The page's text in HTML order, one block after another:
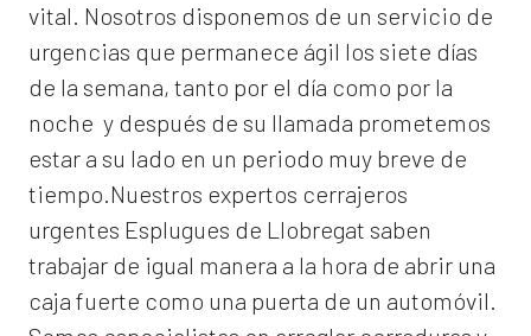
vital. Nosotros disponemos de un servicio de
urgencias que permanece ágil los siete días
de la semana, tanto por el día como por la
noche y después de su llamada prometemos
estar a su lado en un periodo muy breve de
tiempo.Nuestros expertos cerrajeros
urgentes Esplugues de Llobregat saben
trabajar de igual manera a la hora de abrir una
caja fuerte como una puerta de un automóvil.